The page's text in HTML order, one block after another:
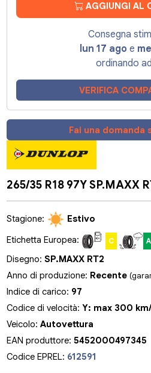
AGGIUNGI AL
Consegna
lun 17 ago e
ordinando
VERIFICA
Fai una domanda
265/35 R18 97Y SP.MAXX
Stagione:
Estivo
Etichetta Europea:
C A
Disegno:SP.MAXX RT2
Anno di produzione: Recente
Indice di carico: 97
Codice di velocità:Y: max 300
Veicolo:Autovettura
EAN produttore:5452000497345
Codice EPREL: 612591